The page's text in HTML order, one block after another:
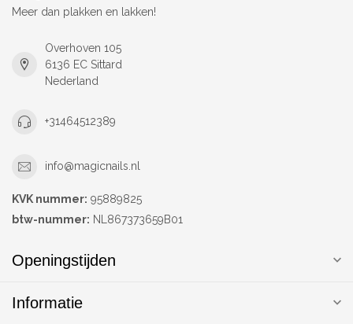
Meer dan plakken en lakken!
Overhoven 105
6136 EC Sittard
Nederland
+31464512389
info@magicnails.nl
KVK nummer: 95889825
btw-nummer: NL867373659B01
Openingstijden
Informatie